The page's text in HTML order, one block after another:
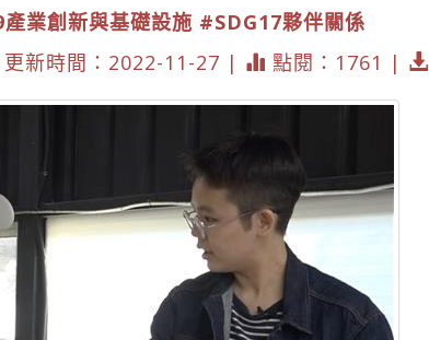
業創新與基礎設施 #SDG17夥伴關係
更新時間：2022-11-27 | 點閱：1761 |